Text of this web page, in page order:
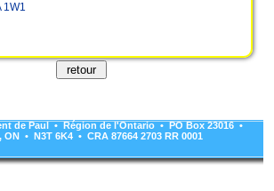
1W1
de Paul • Région de l'Ontario • PO Box 23016 •
ON • N3T 6K4 • CRA 87664 2703 RR 0001